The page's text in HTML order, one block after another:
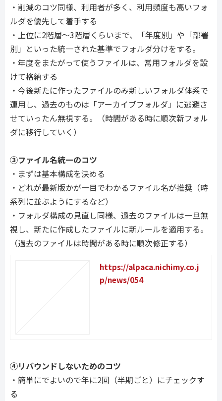
・削減のコツ同様、利用者が多く、利用頻度も高いフォ
ルダを優先して着手する
・上位に2階層～3階層くらいまで、「年度別」や「部署
別」といった統一された基準でフォルダ分けをする。
・年度をまたがって使うファイルは、常用フォルダを設
けて格納する
・今後新たに作ったファイルのみ新しいフォルダ体系で
運用し、過去のものは「アーカイブフォルダ」に逃避さ
せていったん無視する。（時間がある時に順次新フォル
ダに移行していく）
③ファイル名統一のコツ
・まずは基本構成を決める
・どれが最新版かが一目でわかるファイル名が推奨（時
系列に並ぶようにするなど）
・フォルダ構成の見直し同様、過去のファイルは一旦無
視し、新たに作成したファイルに新ルールを適用する。
（過去のファイルは時間がある時に順次修正する）
https://alpaca.nichimy.co.j
p/news/054
④リバウンドしないためのコツ
・簡単にでよいので年に2回（半期ごと）にチェックす
る